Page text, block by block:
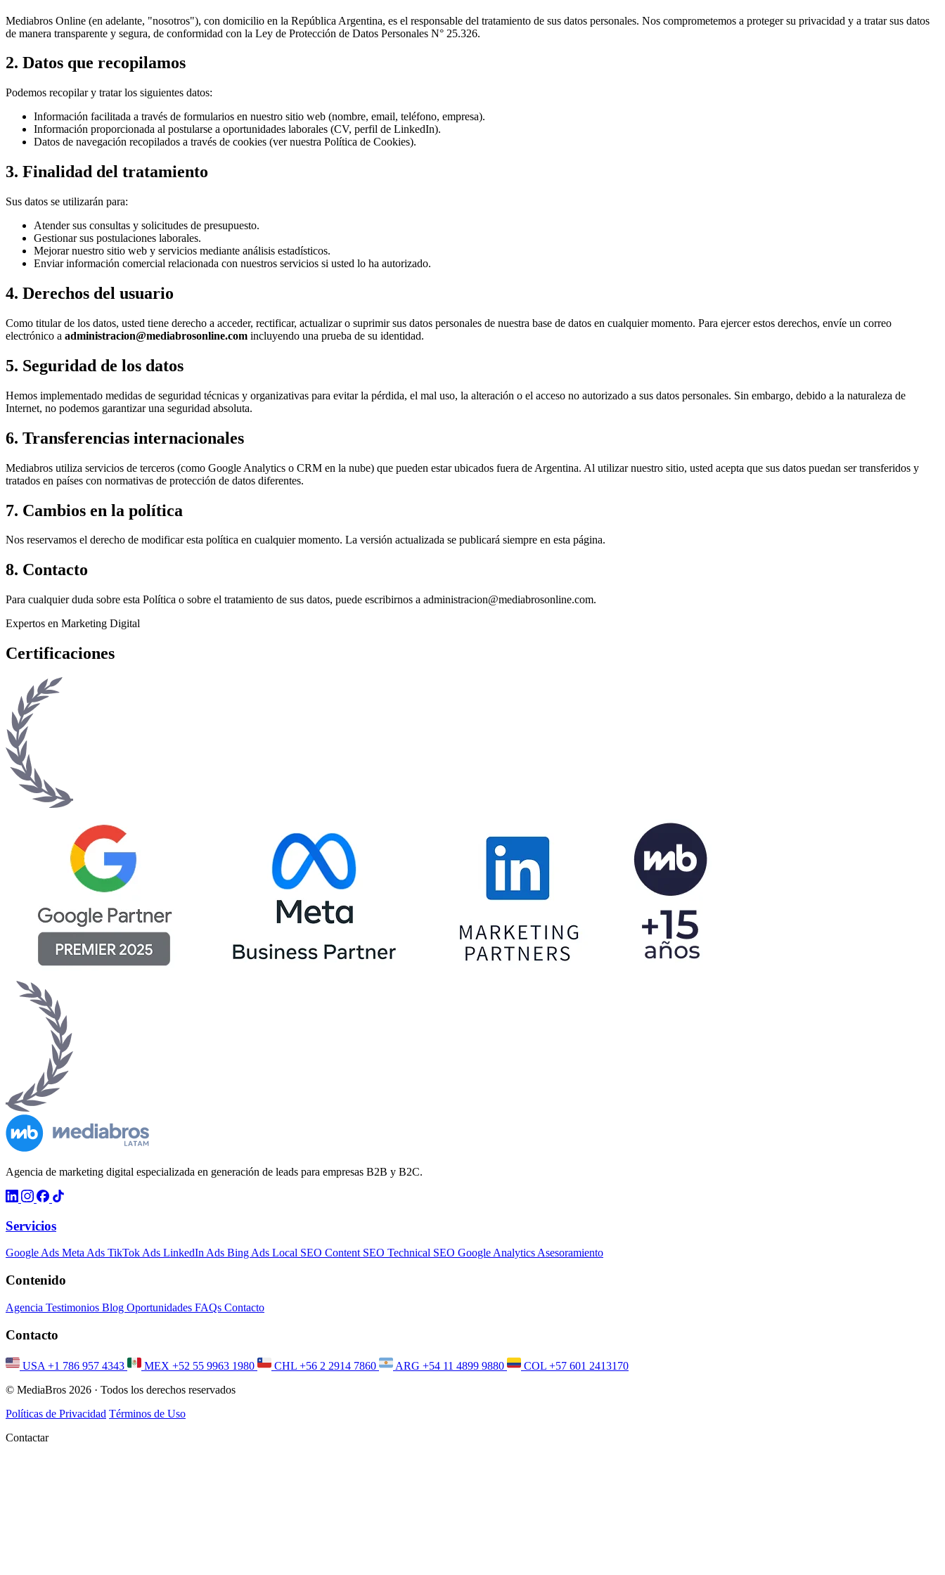
Mediabros Online (en adelante, "nosotros"), con domicilio en la República Argentina, es el responsable del tratamiento de sus datos personales. Nos comprometemos a proteger su privacidad y a tratar sus datos
de manera transparente y segura, de conformidad con la Ley de Protección de Datos Personales N° 25.326.
2. Datos que recopilamos
Podemos recopilar y tratar los siguientes datos:
Información facilitada a través de formularios en nuestro sitio web (nombre, email, teléfono, empresa).
Información proporcionada al postularse a oportunidades laborales (CV, perfil de LinkedIn).
Datos de navegación recopilados a través de cookies (ver nuestra Política de Cookies).
3. Finalidad del tratamiento
Sus datos se utilizarán para:
Atender sus consultas y solicitudes de presupuesto.
Gestionar sus postulaciones laborales.
Mejorar nuestro sitio web y servicios mediante análisis estadísticos.
Enviar información comercial relacionada con nuestros servicios si usted lo ha autorizado.
4. Derechos del usuario
Como titular de los datos, usted tiene derecho a acceder, rectificar, actualizar o suprimir sus datos personales de nuestra base de datos en cualquier momento. Para ejercer estos derechos, envíe un correo
electrónico a administracion@mediabrosonline.com incluyendo una prueba de su identidad.
5. Seguridad de los datos
Hemos implementado medidas de seguridad técnicas y organizativas para evitar la pérdida, el mal uso, la alteración o el acceso no autorizado a sus datos personales. Sin embargo, debido a la naturaleza de
Internet, no podemos garantizar una seguridad absoluta.
6. Transferencias internacionales
Mediabros utiliza servicios de terceros (como Google Analytics o CRM en la nube) que pueden estar ubicados fuera de Argentina. Al utilizar nuestro sitio, usted acepta que sus datos puedan ser transferidos y
tratados en países con normativas de protección de datos diferentes.
7. Cambios en la política
Nos reservamos el derecho de modificar esta política en cualquier momento. La versión actualizada se publicará siempre en esta página.
8. Contacto
Para cualquier duda sobre esta Política o sobre el tratamiento de sus datos, puede escribirnos a administracion@mediabrosonline.com.
Expertos en Marketing Digital
Certificaciones
Agencia de marketing digital especializada en generación de leads para empresas B2B y B2C.
Servicios
Google Ads Meta Ads TikTok Ads LinkedIn Ads Bing Ads Local SEO Content SEO Technical SEO Google AnalyticsAsesoramiento
Contenido
Agencia Testimonios Blog Oportunidades FAQs Contacto
Contacto
USA +1 786 957 4343 MEX +52 55 9963 1980 CHL +56 2 2914 7860 ARG +54 11 4899 9880 COL +57 601 2413170
© MediaBros 2026 · Todos los derechos reservados
Políticas de Privacidad Términos de Uso
Contactar